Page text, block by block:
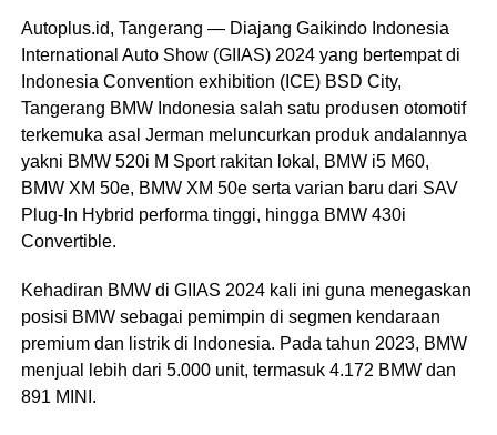
Autoplus.id, Tangerang — Diajang Gaikindo Indonesia
International Auto Show (GIIAS) 2024 yang bertempat di
Indonesia Convention exhibition (ICE) BSD City,
Tangerang BMW Indonesia salah satu produsen otomotif
terkemuka asal Jerman meluncurkan produk andalannya
yakni BMW 520i M Sport rakitan lokal, BMW i5 M60,
BMW XM 50e, BMW XM 50e serta varian baru dari SAV
Plug-In Hybrid performa tinggi, hingga BMW 430i
Convertible.
Kehadiran BMW di GIIAS 2024 kali ini guna menegaskan
posisi BMW sebagai pemimpin di segmen kendaraan
premium dan listrik di Indonesia. Pada tahun 2023, BMW
menjual lebih dari 5.000 unit, termasuk 4.172 BMW dan
891 MINI.